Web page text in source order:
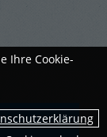
Ihre Cookie-